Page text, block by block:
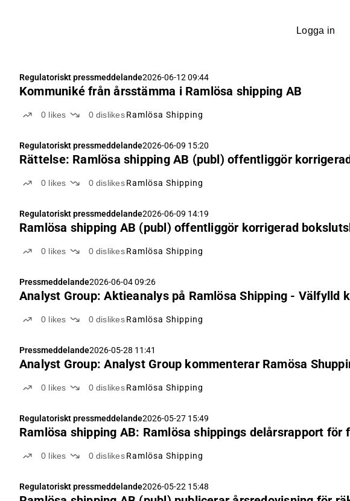
Logga in
Regulatoriskt pressmeddelande2026-06-12 09:44
Kommuniké från årsstämma i Ramlösa shipping AB
0 likes 0 dislikes Ramlösa Shipping
Regulatoriskt pressmeddelande2026-06-09 15:20
Rättelse: Ramlösa shipping AB (publ) offentliggör
0 likes 0 dislikes Ramlösa Shipping
Regulatoriskt pressmeddelande2026-06-09 14:19
Ramlösa shipping AB (publ) offentliggör korrigerad
0 likes 0 dislikes Ramlösa Shipping
Pressmeddelande2026-06-04 09:26
Analyst Group: Aktieanalys på Ramlösa Shipping - Välfylld
0 likes 0 dislikes Ramlösa Shipping
Pressmeddelande2026-05-28 11:41
Analyst Group: Analyst Group kommenterar Ramösa
0 likes 0 dislikes Ramlösa Shipping
Regulatoriskt pressmeddelande2026-05-27 15:49
Ramlösa shipping AB: Ramlösa shippings delårsrapport
0 likes 0 dislikes Ramlösa Shipping
Regulatoriskt pressmeddelande2026-05-22 15:48